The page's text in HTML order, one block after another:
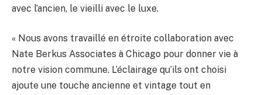
avec l’ancien, le vieilli avec le luxe.
« Nous avons travaillé en étroite collaboration avec
Nate Berkus Associates à Chicago pour donner vie à
notre vision commune. L’éclairage qu’ils ont choisi
ajoute une touche ancienne et vintage tout en